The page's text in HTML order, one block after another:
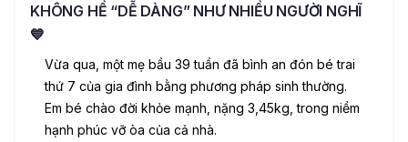
KHÔNG HỀ “DỄ DÀNG” NHƯ NHIỀU NGƯỜI NGHĨ
💙
Vừa qua, một mẹ bầu 39 tuần đã bình an đón bé trai
thứ 7 của gia đình bằng phương pháp sinh thường.
Em bé chào đời khỏe mạnh, nặng 3,45kg, trong niềm
hạnh phúc vỡ òa của cả nhà.